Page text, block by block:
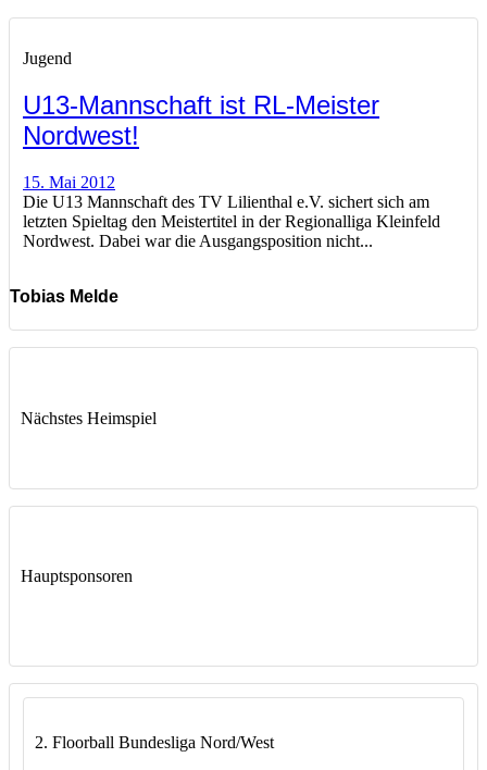
Jugend
U13-Mannschaft ist RL-Meister
Nordwest!
15. Mai 2012
Die U13 Mannschaft des TV Lilienthal e.V. sichert sich am
letzten Spieltag den Meistertitel in der Regionalliga Kleinfeld
Nordwest. Dabei war die Ausgangsposition nicht...
Tobias Melde
Nächstes Heimspiel
Hauptsponsoren
2. Floorball Bundesliga Nord/West